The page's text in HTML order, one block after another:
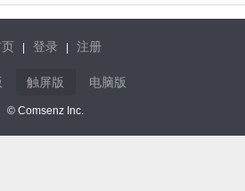
登录 注册
触屏版 电脑版
© Comsenz Inc.